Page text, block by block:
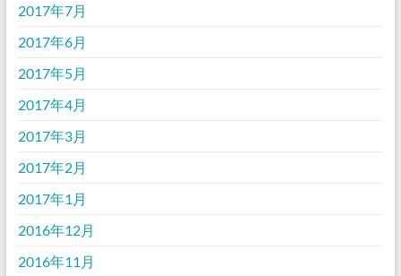
2017年7月
2017年6月
2017年5月
2017年4月
2017年3月
2017年2月
2017年1月
2016年12月
2016年11月